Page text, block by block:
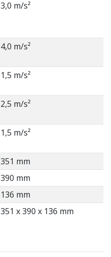
3,0 m/s²
4,0 m/s²
1,5 m/s²
2,5 m/s²
1,5 m/s²
351 mm
390 mm
136 mm
351 x 390 x 136 mm